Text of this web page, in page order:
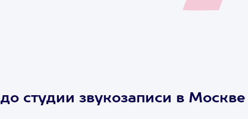
студии звукозаписи в Москве